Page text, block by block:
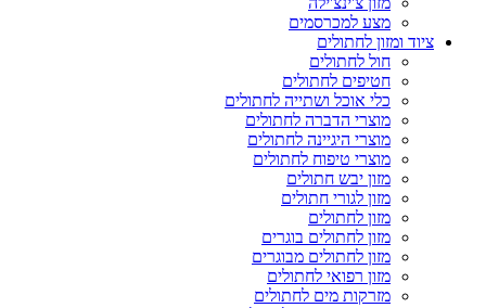
מצע למכרסמים
ציוד ומזון לחתולים
חול לחתולים
חטיפים לחתולים
כלי אוכל ושתייה לחתולים
מוצרי הדברה לחתולים
מוצרי היגיינה לחתולים
מוצרי טיפוח לחתולים
מזון יבש חתולים
מזון לגורי חתולים
מזון לחתולים
מזון לחתולים בוגרים
מזון לחתולים מבוגרים
מזון רפואי לחתולים
מזרקות מים לחתולים